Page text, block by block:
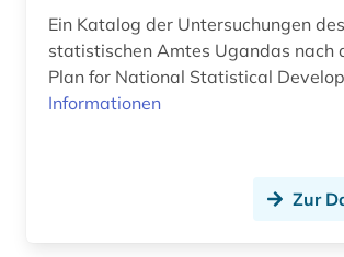
Ein Katalog der Untersuchungen des
statistischen Amtes Ugandas nach
Plan for National Statistical
Informationen
Zur